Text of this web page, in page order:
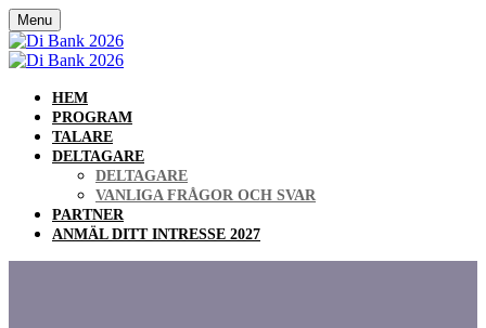
Menu
HEM
PROGRAM
TALARE
DELTAGARE
DELTAGARE
VANLIGA FRÅGOR OCH SVAR
PARTNER
ANMÄL DITT INTRESSE 2027